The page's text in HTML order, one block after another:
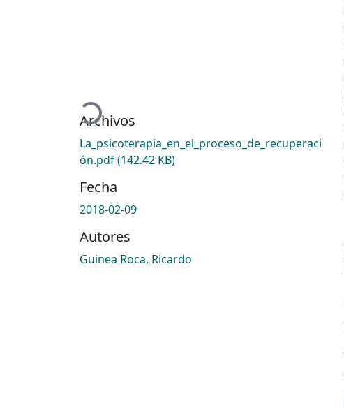
Cargando...
Archivos
La_psicoterapia_en_el_proceso_de_recuperaci
ón.pdf(142.42 KB)
Fecha
2018-02-09
Autores
Guinea Roca, Ricardo